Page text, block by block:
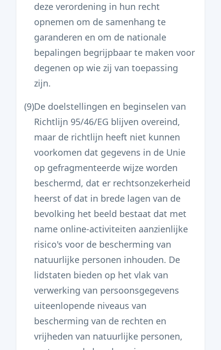
deze verordening in hun recht
opnemen om de samenhang te
garanderen en om de nationale
bepalingen begrijpbaar te maken voor
degenen op wie zij van toepassing
zijn.
(9)De doelstellingen en beginselen van
Richtlijn 95/46/EG blijven overeind,
maar de richtlijn heeft niet kunnen
voorkomen dat gegevens in de Unie
op gefragmenteerde wijze worden
beschermd, dat er rechtsonzekerheid
heerst of dat in brede lagen van de
bevolking het beeld bestaat dat met
name online-activiteiten aanzienlijke
risico's voor de bescherming van
natuurlijke personen inhouden. De
lidstaten bieden op het vlak van
verwerking van persoonsgegevens
uiteenlopende niveaus van
bescherming van de rechten en
vrijheden van natuurlijke personen,